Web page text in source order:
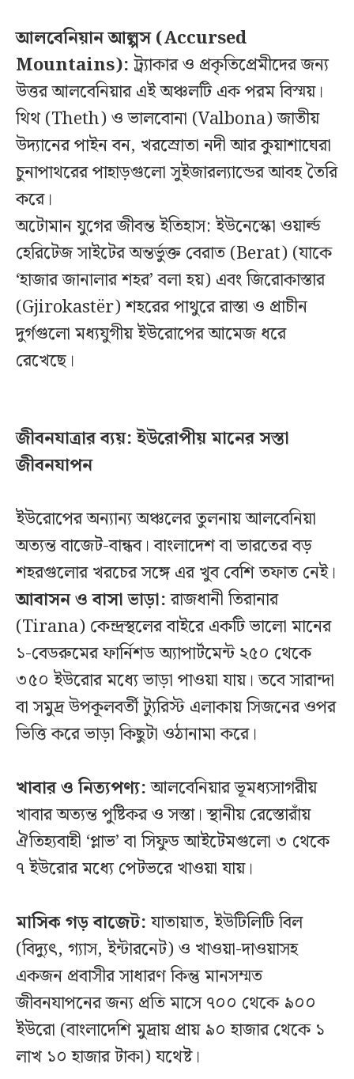
আলবেনিয়ান আল্পস (Accursed
Mountains): ট্র্যাকার ও প্রকৃতিপ্রেমীদের জন্য
উত্তর আলবেনিয়ার এই অঞ্চলটি এক পরম বিস্ময়।
থিথ (Theth) ও ভালবোনা (Valbona) জাতীয়
উদ্যানের পাইন বন, খরস্রোতা নদী আর কুয়াশাঘেরা
চুনাপাথরের পাহাড়গুলো সুইজারল্যান্ডের আবহ তৈরি
করে।
অটোমান যুগের জীবন্ত ইতিহাস: ইউনেস্কো ওয়ার্ল্ড
হেরিটেজ সাইটের অন্তর্ভুক্ত বেরাত (Berat) (যাকে
‘হাজার জানালার শহর’ বলা হয়) এবং জিরোকাস্তার
(Gjirokastër) শহরের পাথুরে রাস্তা ও প্রাচীন
দুর্গগুলো মধ্যযুগীয় ইউরোপের আমেজ ধরে
রেখেছে।
জীবনযাত্রার ব্যয়: ইউরোপীয় মানের সস্তা
জীবনযাপন
ইউরোপের অন্যান্য অঞ্চলের তুলনায় আলবেনিয়া
অত্যন্ত বাজেট-বান্ধব। বাংলাদেশ বা ভারতের বড়
শহরগুলোর খরচের সঙ্গে এর খুব বেশি তফাত নেই।
আবাসন ও বাসা ভাড়া:রাজধানী তিরানার
(Tirana) কেন্দ্রস্থলের বাইরে একটি ভালো মানের
১-বেডরুমের ফার্নিশড অ্যাপার্টমেন্ট ২৫০ থেকে
৩৫০ ইউরোর মধ্যে ভাড়া পাওয়া যায়। তবে সারান্দা
বা সমুদ্র উপকূলবর্তী ট্যুরিস্ট এলাকায় সিজনের ওপর
ভিত্তি করে ভাড়া কিছুটা ওঠানামা করে।
খাবার ও নিত্যপণ্য:আলবেনিয়ার ভূমধ্যসাগরীয়
খাবার অত্যন্ত পুষ্টিকর ও সস্তা। স্থানীয় রেস্তোরাঁয়
ঐতিহ্যবাহী ‘প্লাভ’ বা সিফুড আইটেমগুলো ৩ থেকে
৭ ইউরোর মধ্যে পেটভরে খাওয়া যায়।
মাসিক গড় বাজেট:যাতায়াত, ইউটিলিটি বিল
(বিদ্যুৎ, গ্যাস, ইন্টারনেট) ও খাওয়া-দাওয়াসহ
একজন প্রবাসীর সাধারণ কিন্তু মানসম্মত
জীবনযাপনের জন্য প্রতি মাসে ৭০০ থেকে ৯০০
ইউরো (বাংলাদেশি মুদ্রায় প্রায় ৯০ হাজার থেকে ১
লাখ ১০ হাজার টাকা) যথেষ্ট।